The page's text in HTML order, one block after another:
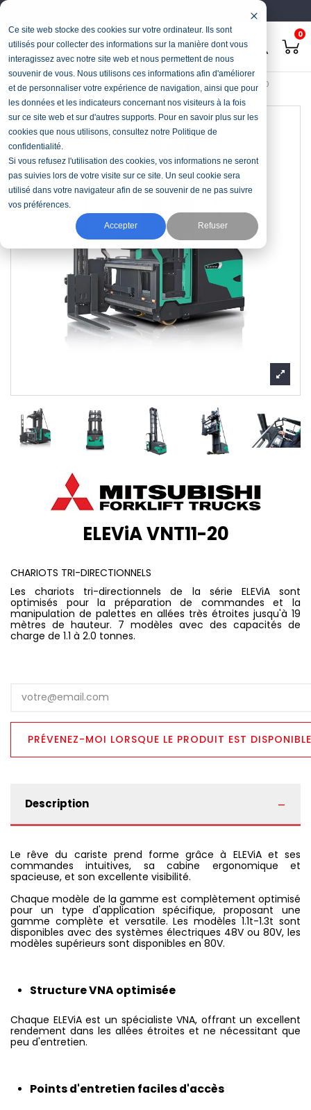
Ce site web stocke des cookies sur votre ordinateur. Ils sont
utilisés pour collecter des informations sur la manière dont vous
interagissez avec notre site web et nous permettent de nous
souvenir de vous. Nous utilisons ces informations afin d'améliorer
et de personnaliser votre expérience de navigation, ainsi que pour
les données et les indicateurs concernant nos visiteurs à la fois
sur ce site web et sur d'autres supports. Pour en savoir plus sur les
cookies que nous utilisons, consultez notre Politique de
confidentialité.
Si vous refusez l'utilisation des cookies, vos informations ne seront
pas suivies lors de votre visite sur ce site. Un seul cookie sera
utilisé dans votre navigateur afin de se souvenir de ne pas suivre
vos préférences.
Accepter Refuser
0
Accueil Manutention Chariot allées étroites ELEViA VNT11-20
ELEViA VNT11-20
CHARIOTS TRI-DIRECTIONNELS
Les chariots tri-directionnels de la série ELEViA sont
optimisés pour la préparation de commandes et la
manipulation de palettes en allées très étroites jusqu'à 19
mètres de hauteur. 7 modèles avec des capacités de
charge de 1.1 à 2.0 tonnes.
Description
Le rêve du cariste prend forme grâce à ELEViA et ses
commandes intuitives, sa cabine ergonomique et
spacieuse, et son excellente visibilité.
Chaque modèle de la gamme est complètement optimisé
pour un type d'application spécifique, proposant une
gamme complète et versatile. Les modèles 1.1t-1.3t sont
disponibles avec des systèmes électriques 48V ou 80V, les
modèles supérieurs sont disponibles en 80V.
Structure VNA optimisée
Chaque ELEViA est un spécialiste VNA, offrant un excellent
rendement dans les allées étroites et ne nécessitant que
peu d'entretien.
Points d'entretien faciles d'accès